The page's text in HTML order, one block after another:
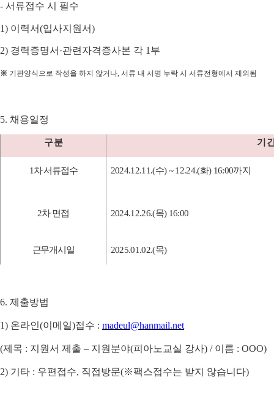
- 서류접수 시 필수
1) 이력서(입사지원서)
2) 경력증명서 ·관련자격증사본 각 1부
※ 기관양식으로 작성을 하지 않거나, 서류 내 서명 누락 시 서류전형에서 제외됨
5. 채용일정
구 분 기
1차 서류접수 2024.12.11.(수) ~ 12.24.(화) 16:00까지
2차 면접 2024.12.26.(목)16:00
근무개시일 2025.01.02.(목)
6. 제출방법
1) 온라인(이메일)접수 : madeul@hanmail.net
(제목 : 지원서 제출 – 지원분야(피아노교실 강사) / 이름 : OOO)
2) 기타 : 우편접수, 직접방문(※팩스접수는 받지 않습니다)